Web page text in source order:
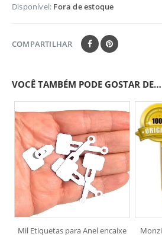
Disponível: Fora de estoque
COMPARTILHAR
VOCÊ TAMBÉM PODE GOSTAR DE…
Mil Etiquetas para Anel encaixe